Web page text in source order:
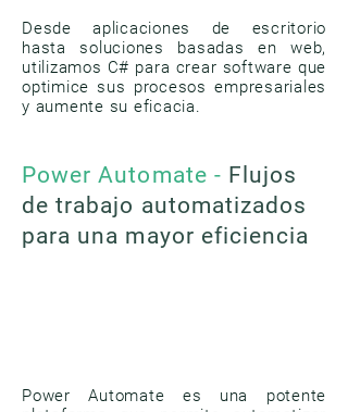
Desde aplicaciones de escritorio
hasta soluciones basadas en web,
utilizamos C# para crear software que
optimice sus procesos empresariales
y aumente su eficacia.
Power Automate - Flujos
de trabajo automatizados
para una mayor eficiencia
Power Automate es una potente